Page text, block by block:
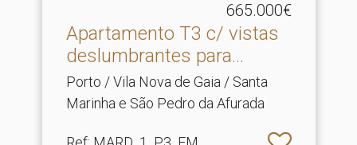
665.000€
Apartamento T3 c/ vistas
deslumbrantes para.​..
Porto / Vila Nova de Gaia / Santa
Marinha e São Pedro da Afurada